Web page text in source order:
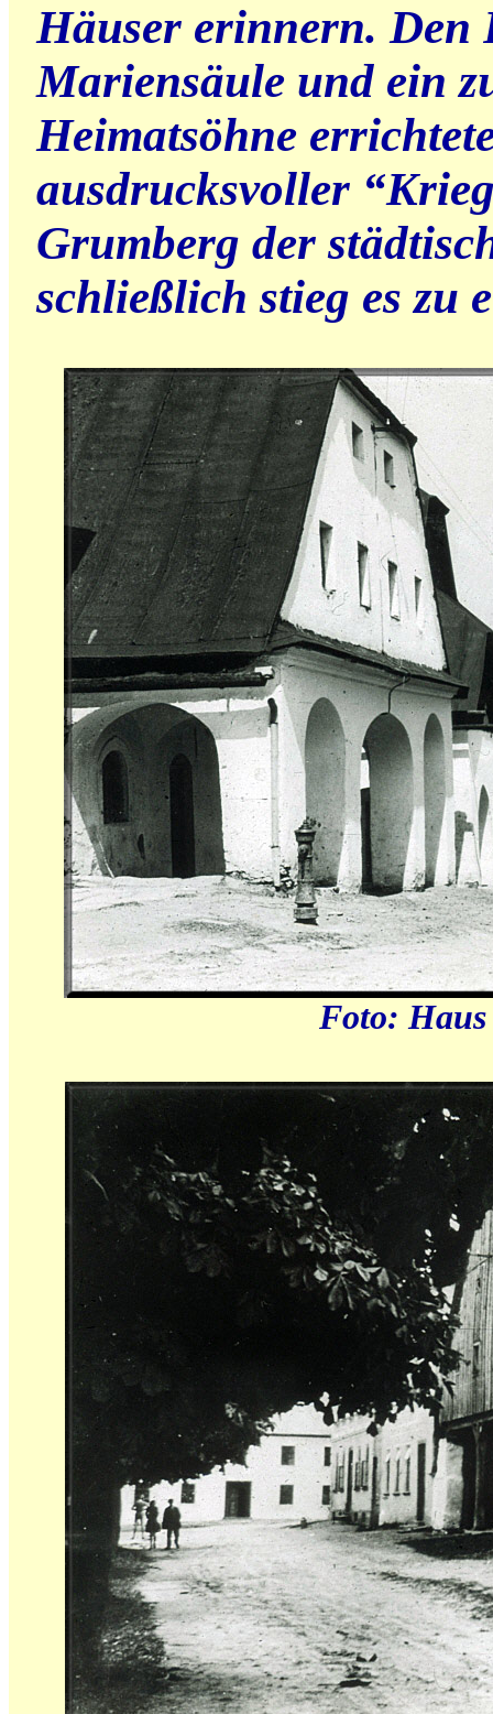
Häuser erinnern. Den
Mariensäule und ein
Heimatsöhne
ausdrucksvoller
Grumberg der
schließlich stieg es zu
Foto: